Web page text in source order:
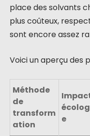
place des solvants
plus coûteux,
sont encore assez
Voici un aperçu des
Méthode
de
transform
ation
e